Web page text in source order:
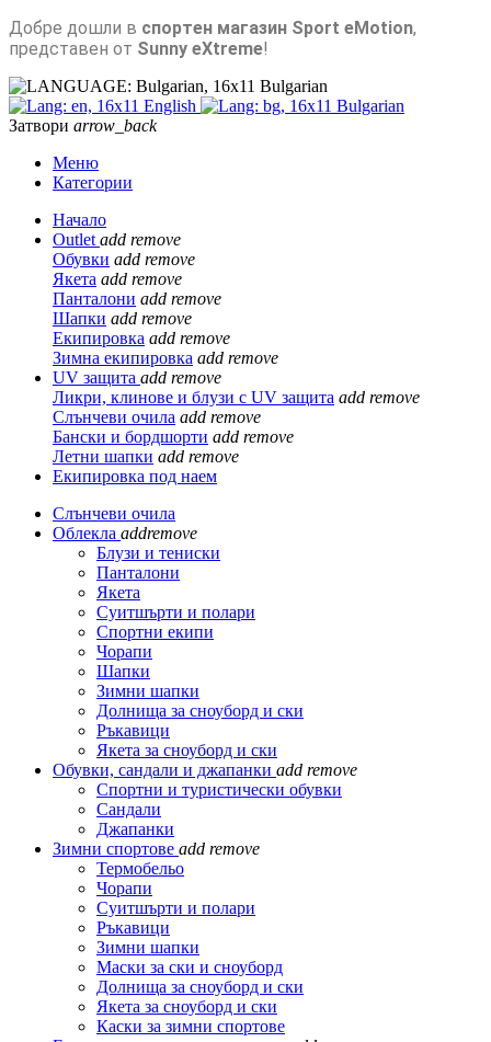
Добре дошли в спортен магазин Sport eMotion,
представен от Sunny eXtreme!
Bulgarian
English
Bulgarian
Затвори arrow_back
Меню
Категории
Начало
Outlet add remove
Обувки add remove
Якета add remove
Панталони add remove
Шапки add remove
Екипировка add remove
Зимна екипировка add remove
UV защита add remove
Ликри, клинове и блузи с UV защита add remove
Слънчеви очила add remove
Бански и бордшорти add remove
Летни шапки add remove
Екипировка под наем
Слънчеви очила
Облекла addremove
Блузи и тениски
Панталони
Якета
Суитшърти и полари
Спортни екипи
Чорапи
Шапки
Зимни шапки
Долнища за сноуборд и ски
Ръкавици
Якета за сноуборд и ски
Обувки, сандали и джапанки add remove
Спортни и туристически обувки
Сандали
Джапанки
Зимни спортове add remove
Термобельо
Чорапи
Суитшърти и полари
Ръкавици
Зимни шапки
Маски за ски и сноуборд
Долнища за сноуборд и ски
Якета за сноуборд и ски
Каски за зимни спортове